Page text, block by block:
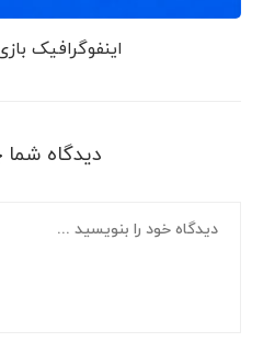
اینفوگرافیک
دیدگاه